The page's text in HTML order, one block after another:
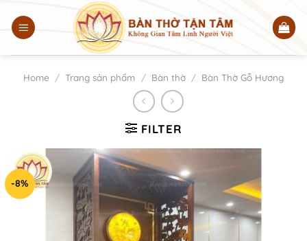
đến
Home / Trang sản phẩm / Bàn thờ / Bàn Thờ Gỗ Hương
FILTER
-8%